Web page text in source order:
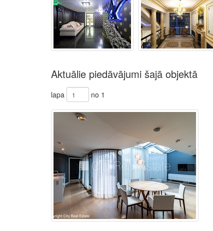
Aktuālie piedāvājumi šajā objektā
lapa no 1